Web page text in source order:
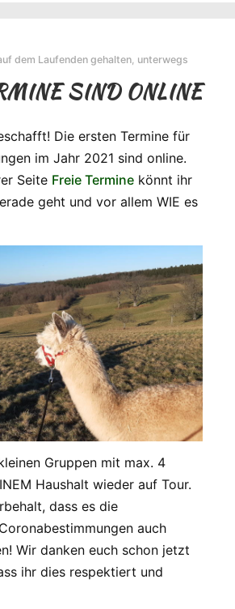
dem Laufenden gehalten, unterwegs
SIND ONLINE
Die ersten Termine für
im Jahr 2021 sind online.
Seite Freie Termine könnt ihr
geht und vor allem WIE es
Gruppen mit max. 4
Haushalt wieder auf Tour.
dass es die
auch
Wir danken euch schon jetzt
ihr dies respektiert und